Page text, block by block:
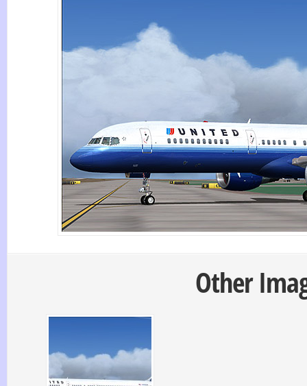
Other